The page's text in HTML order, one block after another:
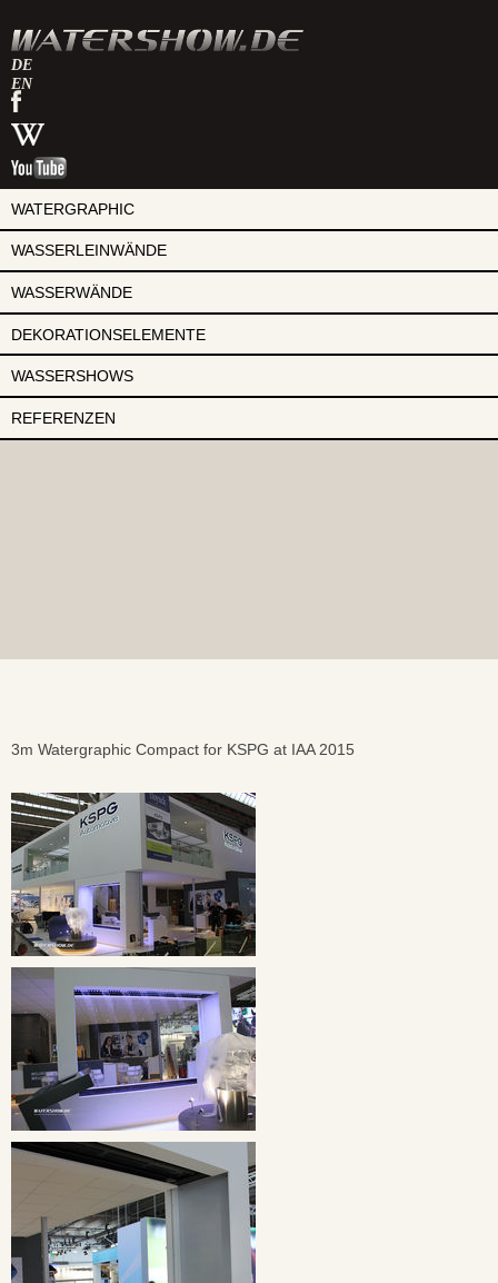
DE
EN
watershow
auf
facebook
watershow
bei
wikipedia
watershow
youtube
WATERGRAPHIC
WASSERLEINWÄNDE
WASSERWÄNDE
DEKORATIONSELEMENTE
WASSERSHOWS
REFERENZEN
3m Watergraphic Compact for KSPG at IAA 2015